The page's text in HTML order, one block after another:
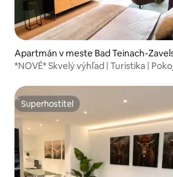
Apartmán v meste Bad Teinach-
*NOVÉ* Skvelý výhľad | Turistika |
Superhostiteľ
Superhostiteľ